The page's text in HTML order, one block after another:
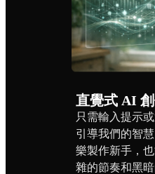
直覺式 AI
只需輸入提示
引導我們的智
樂製作新手，
雜的節奏和黑暗